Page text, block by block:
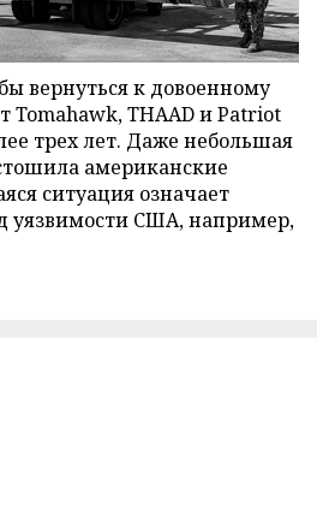
вернуться к довоенному
Tomahawk, THAAD и Patriot
трех лет. Даже небольшая
американские
ситуация означает
уязвимости США, например,